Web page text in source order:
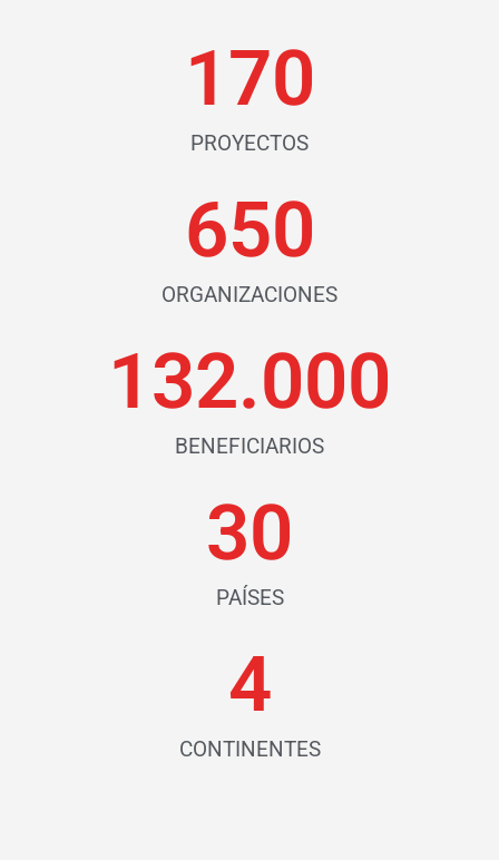
PROYECTOS
170
ORGANIZACIONES
650
BENEFICIARIOS
132.000
PAÍSES
30
CONTINENTES
4